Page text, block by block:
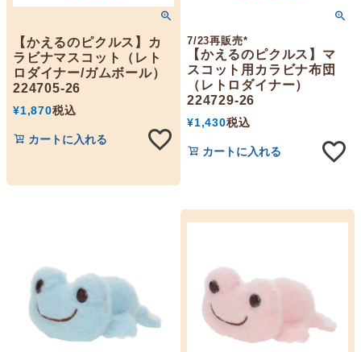
【かえるのピクルス】カ
ラビナマスコット（レト
ロダイナー/ガムボール）
224705-26
¥1,870税込
カートに入れる
7/23再販売*
【かえるのピクルス】マ
スコット用カラビナ布団
（レトロダイナー）
224729-26
¥1,430税込
カートに入れる